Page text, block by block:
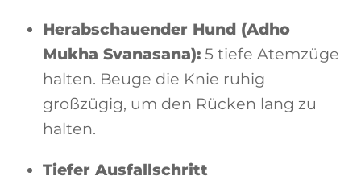
Herabschauender Hund (Adho
Mukha Svanasana): 5 tiefe Atemzüge
halten. Beuge die Knie ruhig
großzügig, um den Rücken lang zu
halten.
Tiefer Ausfallschritt